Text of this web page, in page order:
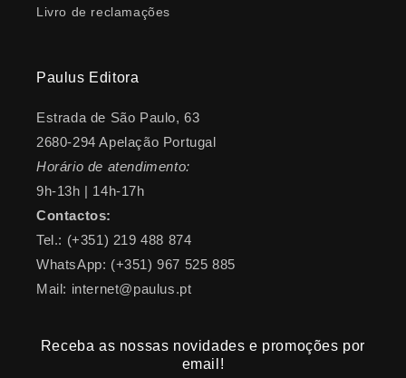
Livro de reclamações
Paulus Editora
Estrada de São Paulo, 63
2680-294 Apelação Portugal
Horário de atendimento:
9h-13h | 14h-17h
Contactos:
Tel.: (+351) 219 488 874
WhatsApp: (+351) 967 525 885
Mail: internet@paulus.pt
Receba as nossas novidades e promoções por
email!